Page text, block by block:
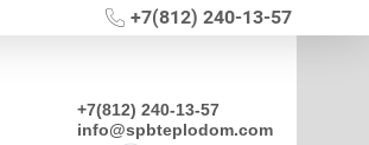
+7(812) 240-13-57
+7(812) 240-13-57
info@spbteplodom.com